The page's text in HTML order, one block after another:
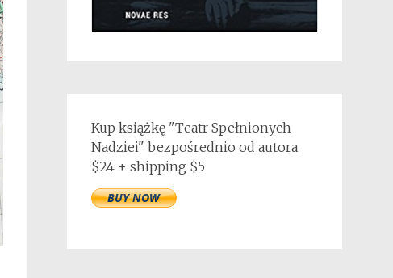
Kup książkę "Teatr Spełnionych
Nadziei" bezpośrednio od autora
$24 + shipping $5